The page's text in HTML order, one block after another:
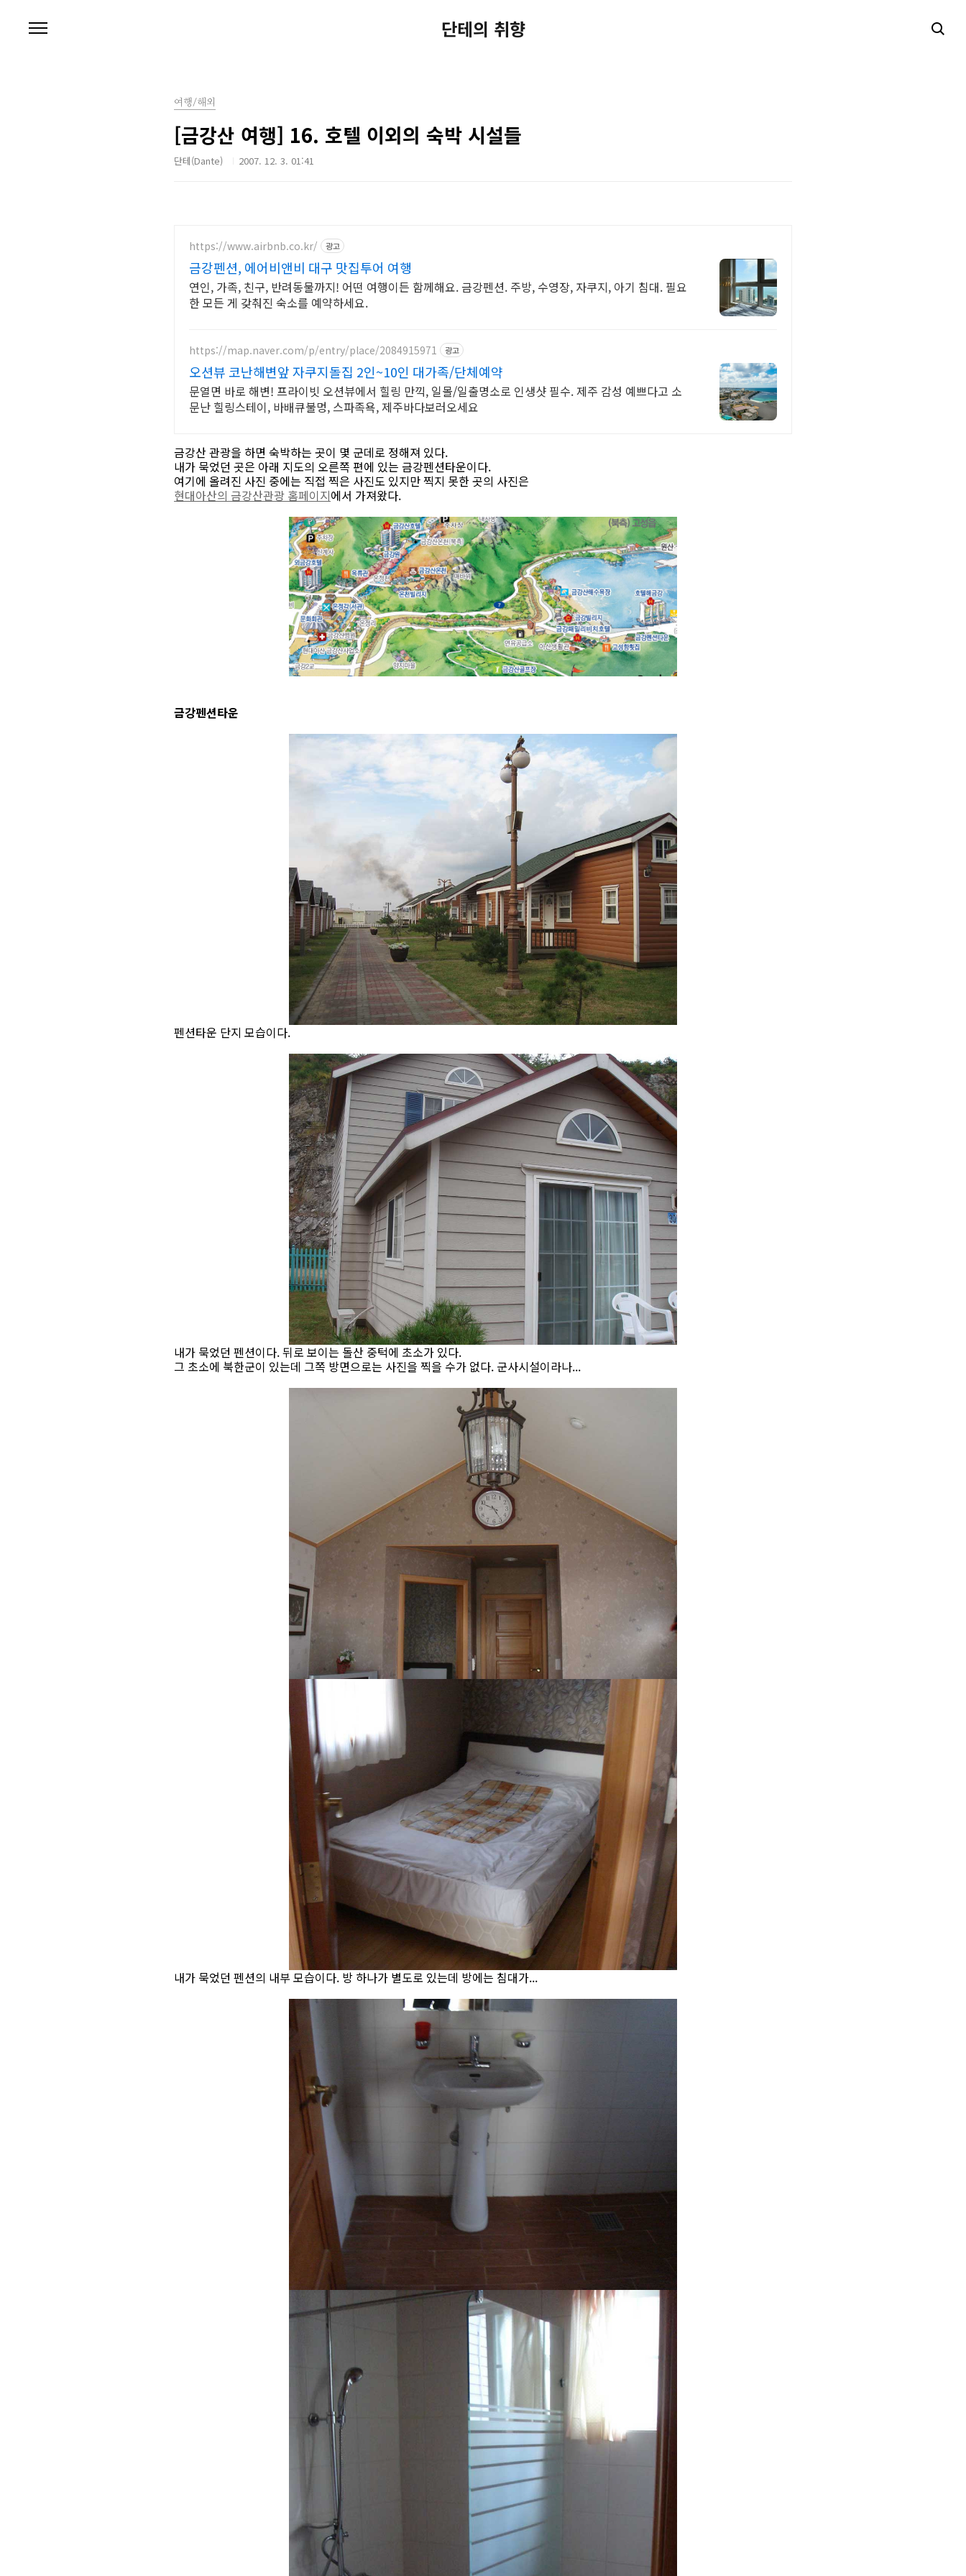
단테의 취향
여행/해외
[금강산 여행] 16. 호텔 이외의 숙박 시설들
단테(Dante) 2007. 12. 3. 01:41
https://www.airbnb.co.kr/ 광고
금강펜션, 에어비앤비 대구 맛집투어 여행
연인, 가족, 친구, 반려동물까지! 어떤 여행이든 함께해요. 금강펜션. 주방, 수영장, 자쿠지, 아기 침대. 필요
한 모든 게 갖춰진 숙소를 예약하세요.
https://map.naver.com/p/entry/place/2084915971 광고
오션뷰 코난해변앞 자쿠지돌집 2인~10인 대가족/단체예약
문열면 바로 해변! 프라이빗 오션뷰에서 힐링 만끽, 일몰/일출명소로 인생샷 필수. 제주 감성 예쁘다고 소
문난 힐링스테이, 바배큐불멍, 스파족욕, 제주바다보러오세요
금강산 관광을 하면 숙박하는 곳이 몇 군데로 정해져 있다.
내가 묵었던 곳은 아래 지도의 오른쪽 편에 있는 금강펜션타운이다.
여기에 올려진 사진 중에는 직접 찍은 사진도 있지만 찍지 못한 곳의 사진은
현대아산의 금강산관광 홈페이지에서 가져왔다.
금강펜션타운
펜션타운 단지 모습이다.
내가 묵었던 펜션이다. 뒤로 보이는 돌산 중턱에 초소가 있다.
그 초소에 북한군이 있는데 그쪽 방면으로는 사진을 찍을 수가 없다. 군사시설이라나...
내가 묵었던 펜션의 내부 모습이다. 방 하나가 별도로 있는데 방에는 침대가...